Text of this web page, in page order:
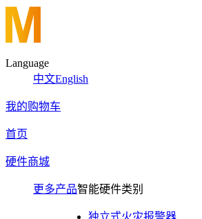
Language
中文English
我的购物车
首页
硬件商城
更多产品智能硬件类别
独立式火灾报警器